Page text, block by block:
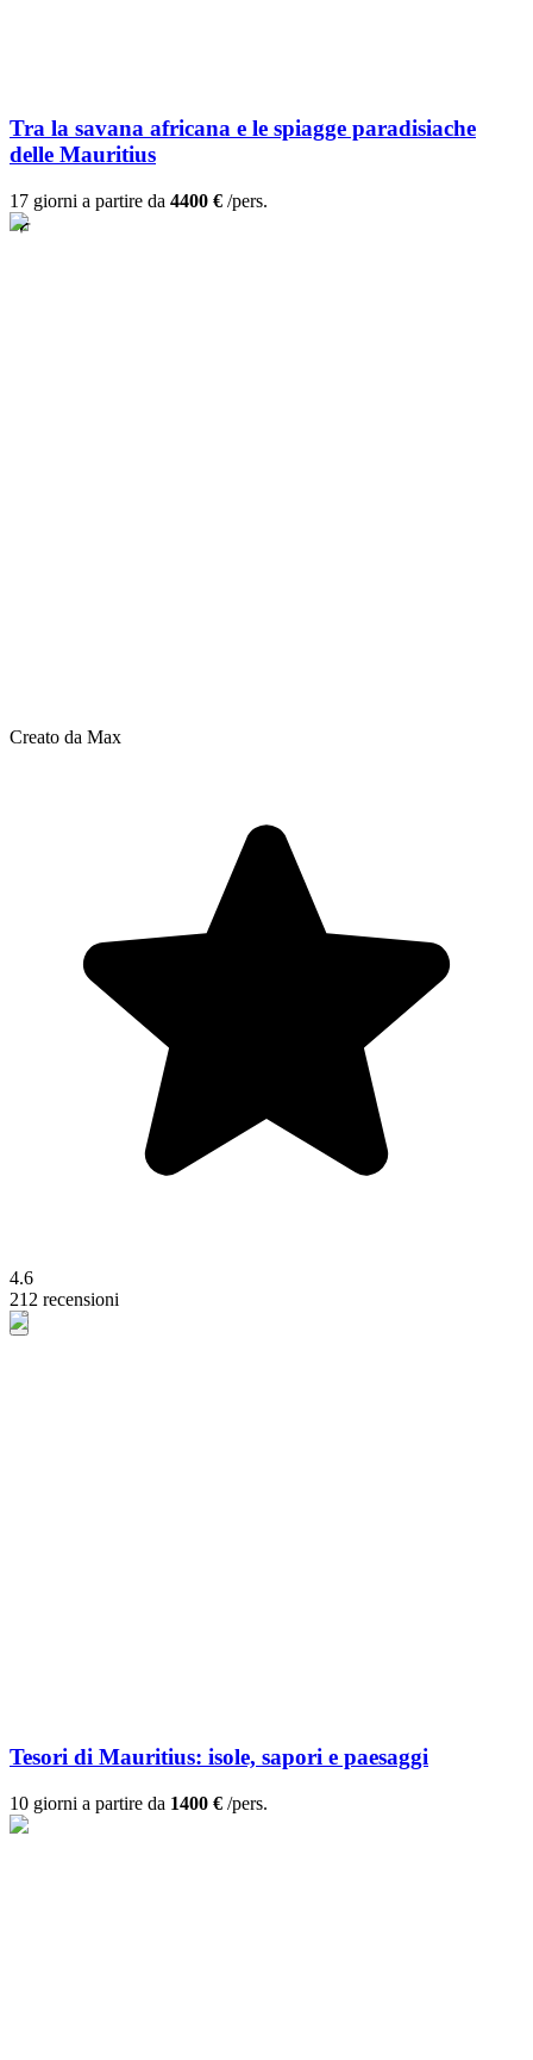
Tra la savana africana e le spiagge paradisiache
delle Mauritius
17 giorni a partire da 4400 € /pers.
Creato da Max
4.6
212 recensioni
Tesori di Mauritius: isole, sapori e paesaggi
10 giorni a partire da 1400 € /pers.